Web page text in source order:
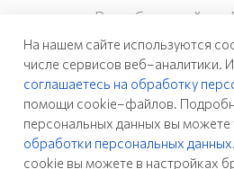
Разработка сайта –
На нашем сайте используются
числе сервисов веб–аналитики.
соглашаетесь на обработку
помощи cookie–файлов.
персональных данных вы можете
обработки персональных данных
cookie вы можете в настройках